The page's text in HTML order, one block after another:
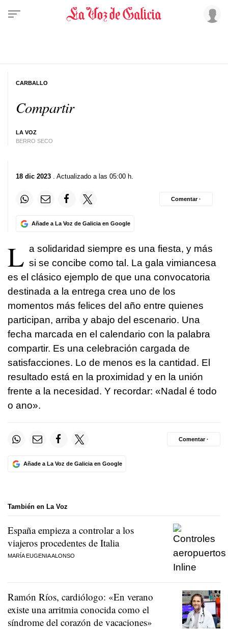
Compartir
LA VOZ
BERRO SECO
CARBALLO
18 dic 2023 . Actualizado a las 05:00 h.
Añade a La Voz de Galicia en Google
Comentar ·
L a solidaridad siempre es una fiesta, y más
si se concibe como tal. La gala vimiancesa
es el clásico ejemplo de que una convocatoria
destinada a la entrega crea uno de los
momentos más felices del año entre quienes
participan, arriba y abajo del escenario. Una
fecha marcada en el calendario con la palabra
compartir. Es una celebración cargada de
satisfacciones. Lo de menos es la cantidad. El
resultado está en la proximidad y en la unión
frente a la necesidad. Y recordar: «Nadal é todo
o ano».
Añade a La Voz de Galicia en Google
Comentar ·
También en La Voz
España empieza a controlar a los
viajeros procedentes de Italia
MARÍA EUGENIA ALONSO
Ramón Ríos, cardiólogo: «En verano
existe una arritmia conocida como el
síndrome del corazón de vacaciones»